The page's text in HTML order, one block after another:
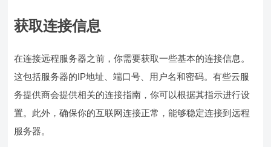
获取连接信息
在连接远程服务器之前，你需要获取一些基本的连接信息。
这包括服务器的IP地址、端口号、用户名和密码。有些云服
务提供商会提供相关的连接指南，你可以根据其指示进行设
置。此外，确保你的互联网连接正常，能够稳定连接到远程
服务器。